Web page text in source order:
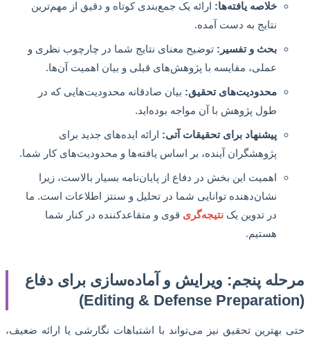
خلاصه یافته‌ها:ارائه یک جمع‌بندی کوتاه و دقیق از مهم‌ترین
نتایج به دست آمده.
بحث و تفسیر:توضیح معنای نتایج شما در چارچوب نظری و
عملی، مقایسه با پژوهش‌های قبلی و بیان اهمیت آن‌ها.
محدودیت‌های تحقیق:بیان صادقانه محدودیت‌هایی که در
طول پژوهش با آن مواجه بوده‌اید.
پیشنهاد برای تحقیقات آتی:ارائه ایده‌های جدید برای
پژوهشگران آینده، بر اساس یافته‌ها و محدودیت‌های کار شما.
اهمیت این بخش در دفاع از پایان‌نامه بسیار بالاست، زیرا
نشان‌دهنده توانایی شما در تحلیل و سنتز اطلاعات است. ما
در تدوین یکنتیجه‌گریقوی و متقاعدکننده در کنار شما
هستیم.
پنجم: ویرایش و آماده‌سازی برای دفاع
تحقیق نیز می‌تواند با اشتباهات نگارشی یا ارائه ضعیف،